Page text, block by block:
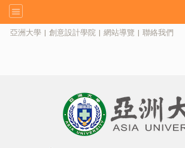
亞洲大學 | 創意設計學院 | 網站導覽 | 聯絡我們